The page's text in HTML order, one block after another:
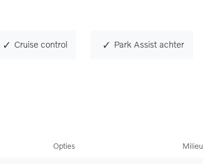
Cruise control Park Assist achter
Opties Milieu